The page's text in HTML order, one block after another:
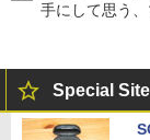
手にして思う
Special Site